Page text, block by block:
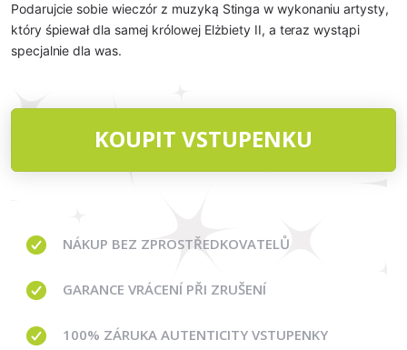
Podarujcie sobie wieczór z muzyką Stinga w wykonaniu artysty,
który śpiewał dla samej królowej Elżbiety II, a teraz wystąpi
specjalnie dla was.
KOUPIT VSTUPENKU
NÁKUP BEZ ZPROSTŘEDKOVATELŮ
GARANCE VRÁCENÍ PŘI ZRUŠENÍ
100% ZÁRUKA AUTENTICITY VSTUPENKY